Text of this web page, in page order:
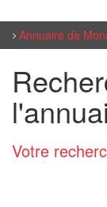
Annuaire de
Votre